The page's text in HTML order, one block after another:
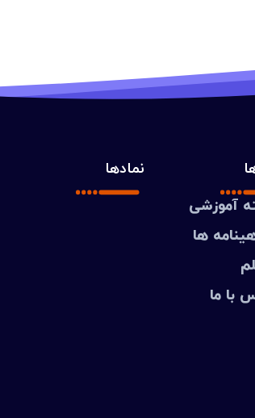
آموزشی
ها
با ما
نمادها